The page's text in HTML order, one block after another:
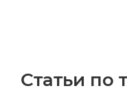
Статьи по